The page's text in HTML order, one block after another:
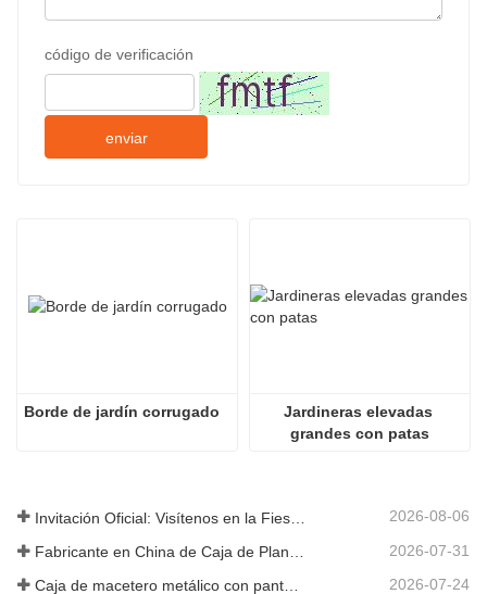
código de verificación
enviar
Borde de jardín corrugado
Jardineras elevadas
grandes con patas
2026-08-06
2026-07-31
2026-07-24